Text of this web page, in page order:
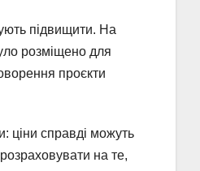
підвищити. На
розміщено для
проєкти
ціни справді можуть
на те,